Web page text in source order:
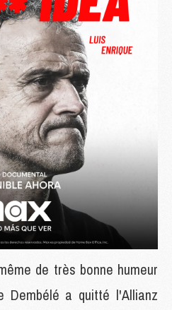
de très bonne humeur
Dembélé a quitté l'Allianz